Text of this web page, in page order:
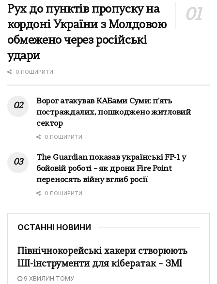
Рух до пунктів пропуску на
кордоні України з Молдовою
обмежено через російські
удари
0 ПОШИРИТИ
Ворог атакував КАБами Суми: п'ять
постраждалих, пошкоджено житловий
сектор
0 ПОШИРИТИ
The Guardian показав українські FP-1 у
бойовій роботі – як дрони Fire Point
переносять війну вглиб росії
0 ПОШИРИТИ
ОСТАННІ НОВИНИ
Північнокорейські хакери створюють
ШІ-інструменти для кібератак – ЗМІ
9 ХВИЛИН ТОМУ